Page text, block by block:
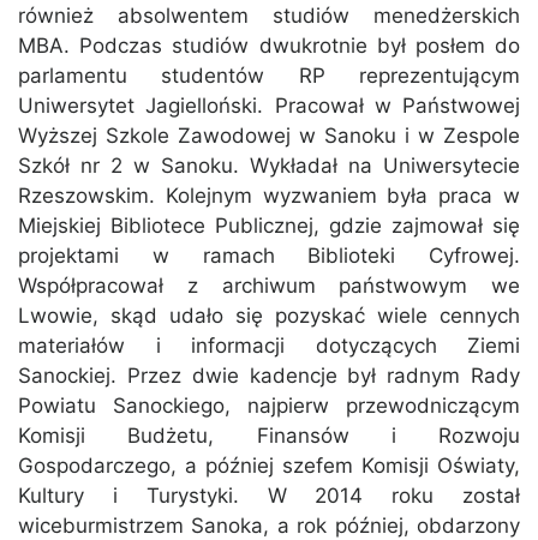
również absolwentem studiów menedżerskich
MBA. Podczas studiów dwukrotnie był posłem do
parlamentu studentów RP reprezentującym
Uniwersytet Jagielloński. Pracował w Państwowej
Wyższej Szkole Zawodowej w Sanoku i w Zespole
Szkół nr 2 w Sanoku. Wykładał na Uniwersytecie
Rzeszowskim. Kolejnym wyzwaniem była praca w
Miejskiej Bibliotece Publicznej, gdzie zajmował się
projektami w ramach Biblioteki Cyfrowej.
Współpracował z archiwum państwowym we
Lwowie, skąd udało się pozyskać wiele cennych
materiałów i informacji dotyczących Ziemi
Sanockiej. Przez dwie kadencje był radnym Rady
Powiatu Sanockiego, najpierw przewodniczącym
Komisji Budżetu, Finansów i Rozwoju
Gospodarczego, a później szefem Komisji Oświaty,
Kultury i Turystyki. W 2014 roku został
wiceburmistrzem Sanoka, a rok później, obdarzony